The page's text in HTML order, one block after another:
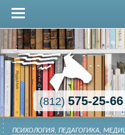
(812)575-25-66
ПСИХОЛОГИЯ, ПЕДАГОГИКА,